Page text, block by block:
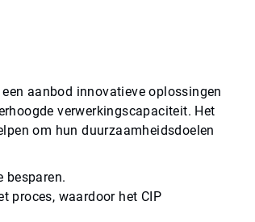
aanbod innovatieve oplossingen
verwerkingscapaciteit. Het
om hun duurzaamheidsdoelen
besparen.
proces, waardoor het CIP